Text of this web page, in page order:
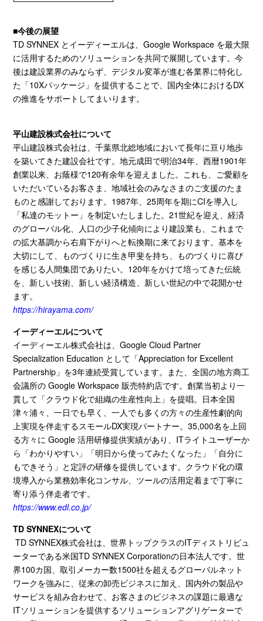
■今後の展望
TD SYNNEX とイーディーエルは、Google Workspace を最大限
に活用するためのソリューションを共同で展開しています。今
後は建設業界のみならず、デジタル変革が進む各業界に特化し
た「10Xパッケージ」を提供することで、国内全体におけるDX
の推進をサポートしてまいります。
平山建設株式会社について
平山建設株式会社は、千葉県北総地域において長年に亘り地歩
を築いてきた建設会社です。地元成田で明治34年、西暦1901年
創業以来、お蔭様で120有余年を迎えました。これも、ご愛顧を
いただいているお客さま、地域社会のみなさまのご支援のたま
ものと感謝しております。 1987年、25周年を期にCIを導入し
「私達のモットー」を制定いたしました。21世紀を迎え、経済
のグローバル化、人口の少子化傾向により建設業も、これまで
の拡大基調から右肩下がりへと転換期に来ております。基本を
大切にして、ものづくりに生き甲斐を持ち、ものづくりに喜び
を感じる人間集団でありたい。 120年をかけて培ってきた伝統
を、新しい技術、新しい経済構造、新しい世紀の中で花開かせ
ます。
https://hirayama.com/
イーディーエルについて
イーディーエル株式会社は、Google Cloud Partner
Specialization Education として「Appreciation for Excellent
Partnership 」を3年連続受賞しています。また、全国の地方商工
会議所の Google Workspace販売特約店です。創業当初より一
貫して「クラウド化で組織の生産性向上」を提唱。日本全国
津々浦々、一日でも早く、一人でも多くの方々の生産性劇的向
上実現を伴走するスモールDX実現パートナー。35,000名を上回
る方々に Google活用研修提供実績があり、 ITライトユーザーか
ら「わかりやすい」「明日から使ってみたくなった」「自分に
もできそう」と定評の研修を提供しています。クラウド化の環
境導入から業務効率化コンサル、ツールの活用定着まで丁寧に
寄り添う伴走者です。
https://www.edl.co.jp/
TD SYNNEXについて
TD SYNNEX株式会社は、世界トップクラスのITディストリビュ
ーターである米国TD SYNNEX Corporationの日本法人です。世
界100カ国、取引メーカー数1500社を超えるグローバルネット
ワークを強みに、従来の卸売ビジネスに加え、国内外の製品や
サービスを組み合わせて、お客さまのビジネスの課題に最適な
ITソリューションを提供するソリューションアグリゲーターで